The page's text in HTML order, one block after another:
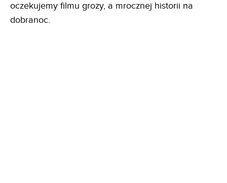
oczekujemy filmu grozy, a mrocznej historii na
dobranoc.